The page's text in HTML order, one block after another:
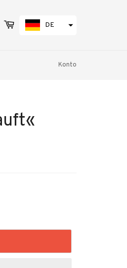
Warenkorb
DE
Konto